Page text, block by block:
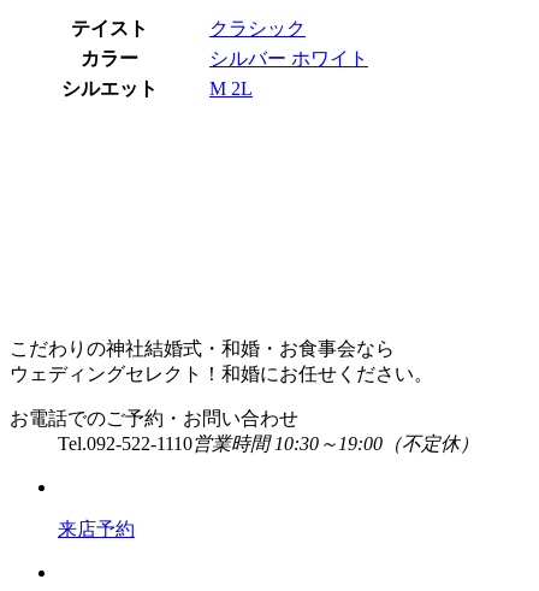
テイスト
クラシック
カラー
シルバー ホワイト
シルエット
M 2L
こだわりの神社結婚式・和婚・お食事会なら
ウェディングセレクト！和婚にお任せください。
お電話でのご予約・お問い合わせ
Tel.092-522-1110営業時間 10:30～19:00（不定休）
来店予約